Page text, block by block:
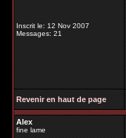
Inscrit le: 12 Nov 2007
Messages: 21
Revenir en haut de page
Alex
fine lame